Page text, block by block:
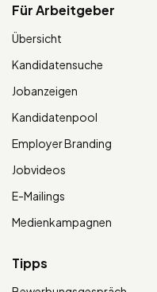
Für Arbeitgeber
Übersicht
Kandidatensuche
Jobanzeigen
Kandidatenpool
Employer Branding
Jobvideos
E-Mailings
Medienkampagnen
Tipps